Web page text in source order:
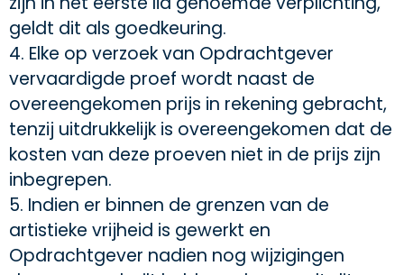
geldt dit als goedkeuring.
4. Elke op verzoek van Opdrachtgever
vervaardigde proef wordt naast de
overeengekomen prijs in rekening gebracht,
tenzij uitdrukkelijk is overeengekomen dat de
kosten van deze proeven niet in de prijs zijn
inbegrepen.
5. Indien er binnen de grenzen van de
artistieke vrijheid is gewerkt en
Opdrachtgever nadien nog wijzigingen